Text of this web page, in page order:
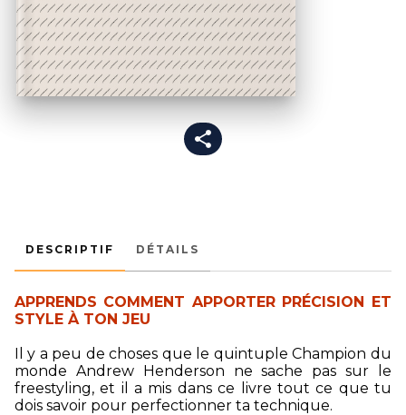
DESCRIPTIF DÉTAILS
APPRENDS COMMENT APPORTER PRÉCISION ET
STYLE À TON JEU
Il y a peu de choses que le quintuple Champion du
monde Andrew Henderson ne sache pas sur le
freestyling, et il a mis dans ce livre tout ce que tu
dois savoir pour perfectionner ta technique.